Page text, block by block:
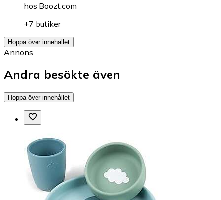
hos Boozt.com
+7 butiker
Hoppa över innehållet
Annons
Andra besökte även
Hoppa över innehållet